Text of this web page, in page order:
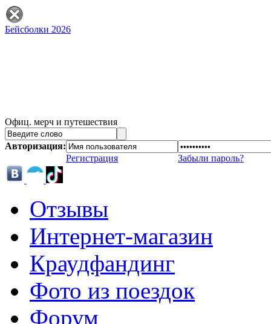
Бейсболки 2026
Офиц. мерч и путешествия
Авторизация:
Регистрация
Забыли пароль?
Отзывы
Интернет-магазин
Краудфандинг
Фото из поездок
Форум